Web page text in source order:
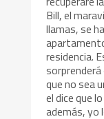
Bill, el
llamas, se
residencia.
que no sea
el dice que
además, yo